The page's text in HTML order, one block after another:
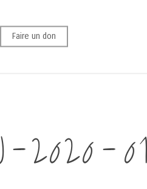
Faire un don